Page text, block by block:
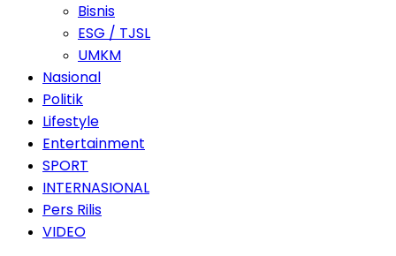
Bisnis
ESG / TJSL
UMKM
Nasional
Politik
Lifestyle
Entertainment
SPORT
INTERNASIONAL
Pers Rilis
VIDEO